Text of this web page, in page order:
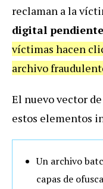
reclaman a la
digital
víctimas hacen
archivo
El nuevo vector
estos elementos
Un archivo
capas de